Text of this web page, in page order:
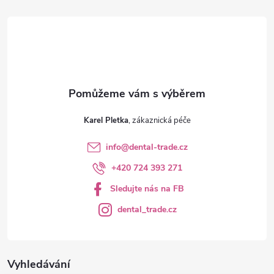
Vyhledávání
Karel Pletka
info@dental-trade.cz
+420 724 393 271
Sledujte nás na FB
dental_trade.cz